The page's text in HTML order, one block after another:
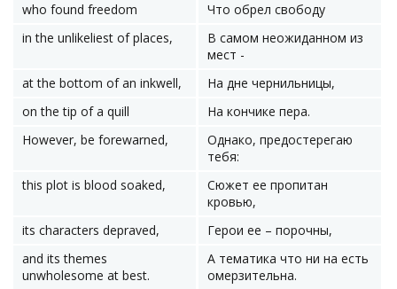
who found freedom
Что обрел свободу
in the unlikeliest of places,
В самом неожиданном из
мест -
at the bottom of an inkwell,
На дне чернильницы,
on the tip of a quill
На кончике пера.
However, be forewarned,
Однако, предостерегаю
тебя:
this plot is blood soaked,
Сюжет ее пропитан
кровью,
its characters depraved,
Герои ее – порочны,
and its themes
unwholesome at best.
А тематика что ни на есть
омерзительна.